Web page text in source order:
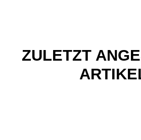
ZULETZT